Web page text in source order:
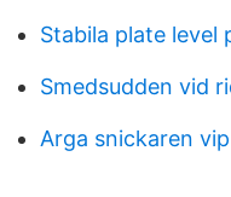
Stabila plate level
Smedsudden vid
Arga snickaren